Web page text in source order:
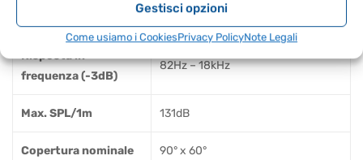
Gestisci opzioni
Come usiamo i CookiesPrivacy PolicyNote Legali
passivo
Risposta in
frequenza (-3dB)
82Hz – 18kHz
Max. SPL/1m 131dB
Copertura nominale 90° x 60°